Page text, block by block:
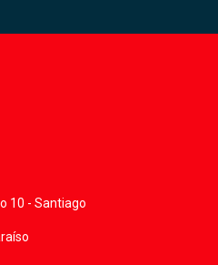
10 - Santiago